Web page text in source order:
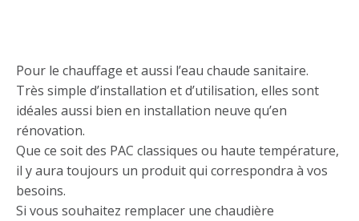
Pour le chauffage et aussi l’eau chaude sanitaire.
Très simple d’installation et d’utilisation, elles sont
idéales aussi bien en installation neuve qu’en
rénovation.
Que ce soit des PAC classiques ou haute température,
il y aura toujours un produit qui correspondra à vos
besoins.
Si vous souhaitez remplacer une chaudière